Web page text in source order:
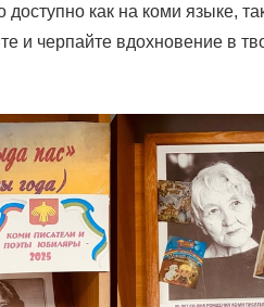
как на коми языке,
и черпайте вдохновение в